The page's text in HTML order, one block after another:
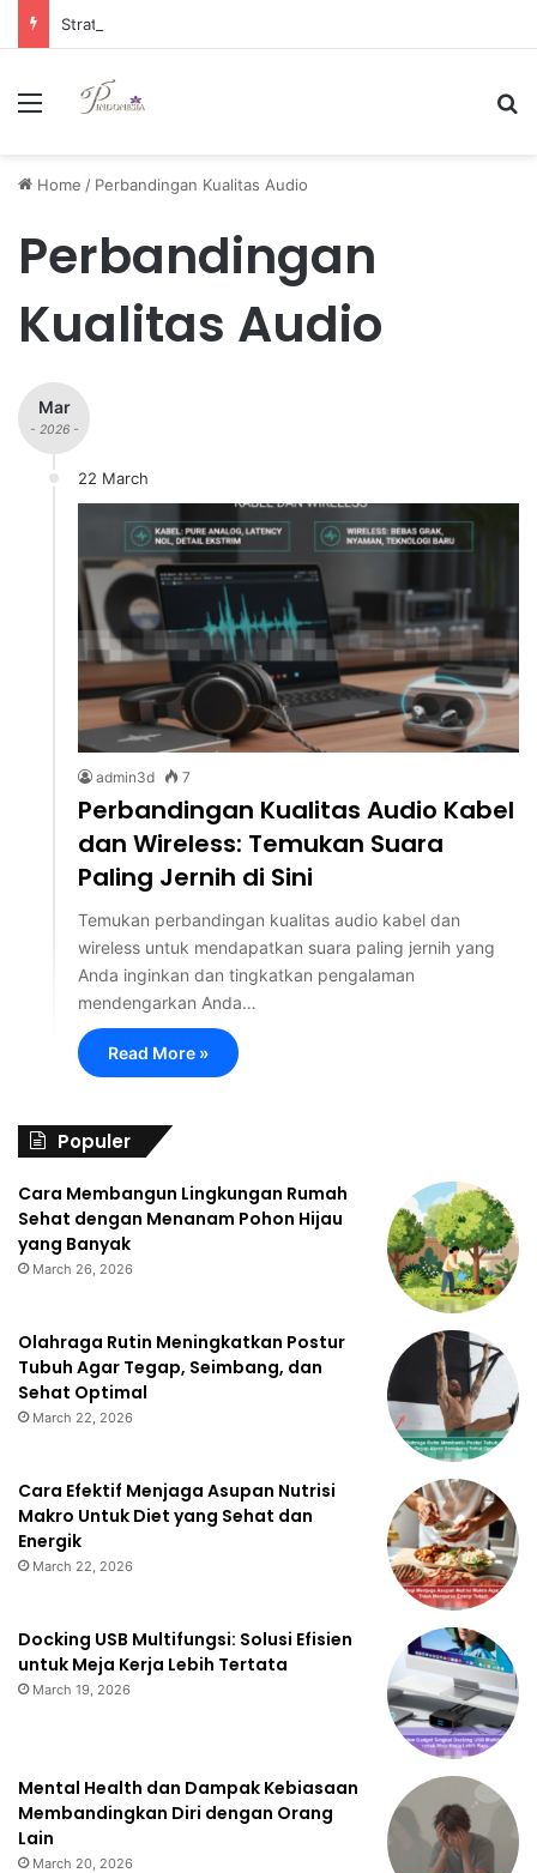
Menu
Home / Perbandingan Kualitas Audio
Perbandingan
Kualitas Audio
Mar
- 2026 -
22 March
admin3d 7
Perbandingan Kualitas Audio Kabel
dan Wireless: Temukan Suara
Paling Jernih di Sini
Temukan perbandingan kualitas audio kabel dan
wireless untuk mendapatkan suara paling jernih yang
Anda inginkan dan tingkatkan pengalaman
mendengarkan Anda…
Read More »
Populer
Cara Membangun Lingkungan Rumah
Sehat dengan Menanam Pohon Hijau
yang Banyak
March 26, 2026
Olahraga Rutin Meningkatkan Postur
Tubuh Agar Tegap, Seimbang, dan
Sehat Optimal
March 22, 2026
Cara Efektif Menjaga Asupan Nutrisi
Makro Untuk Diet yang Sehat dan
Energik
March 22, 2026
Docking USB Multifungsi: Solusi Efisien
untuk Meja Kerja Lebih Tertata
March 19, 2026
Mental Health dan Dampak Kebiasaan
Membandingkan Diri dengan Orang
Lain
March 20, 2026